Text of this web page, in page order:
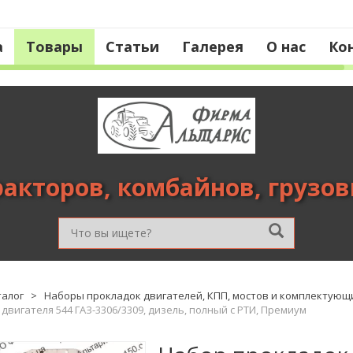
Товары Статьи Галерея О нас
комбайнов,
> Наборы прокладок двигателей, КПП, мостов и
544 ГАЗ-3306/3309, дизель, полный с РТИ, Премиум